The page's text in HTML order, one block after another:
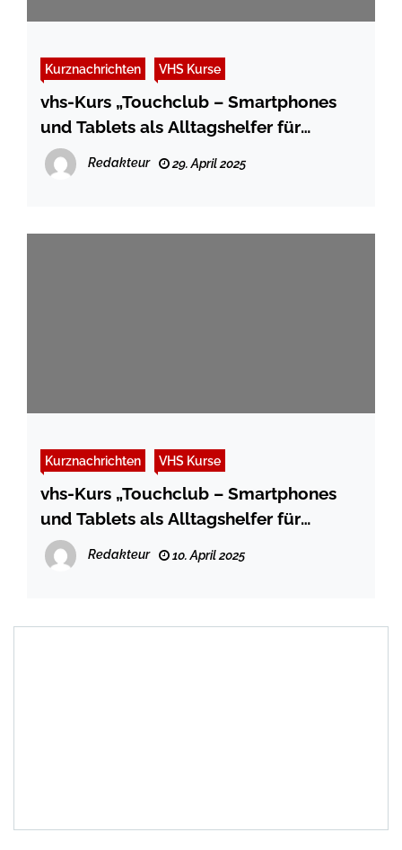
Kurznachrichten VHS Kurse
vhs-Kurs „Touchclub – Smartphones
und Tablets als Alltagshelfer für
Senior*innen“
Redakteur 29. April 2025
Kurznachrichten VHS Kurse
vhs-Kurs „Touchclub – Smartphones
und Tablets als Alltagshelfer für
Senior*innen“
Redakteur 10. April 2025